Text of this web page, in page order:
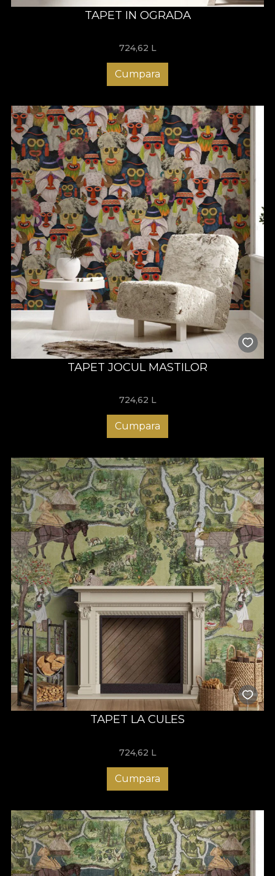
TAPET IN OGRADA
724,62 L
Cumpara
TAPET JOCUL MASTILOR
724,62 L
Cumpara
TAPET LA CULES
724,62 L
Cumpara